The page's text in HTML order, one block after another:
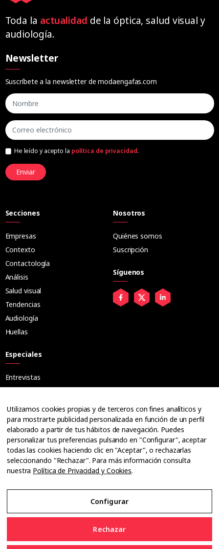
Toda la actualidad de la óptica, salud visual y
audiología.
Newsletter
Suscríbete a la newsletter de modaengafas.com
He leído y acepto la política de privacidad.
Enviar
Secciones
Empresas
Contexto
Contactología
Análisis
Salud visual
Tendencias
Audiología
Huellas
Especiales
Entrevistas
Ópticos
Cuadernos
Guías
Dossier
Anuarios
Ofertas de empleo
Nosotros
Quiénes somos
Suscripción
Síguenos
Utilizamos cookies propias y de terceros con fines analíticos y
para mostrarte publicidad personalizada en función de un perfil
elaborado a partir de tus hábitos de navegación. Puedes
personalizar tus preferencias pulsando en "Configurar", aceptar
todas las cookies haciendo clic en "Aceptar", o rechazarlas
seleccionando "Rechazar". Para más información consulta
nuestra Política de Privacidad y Cookies.
Configurar
Rechazar
Aviso Legal
Política de Privacidad y Cookies